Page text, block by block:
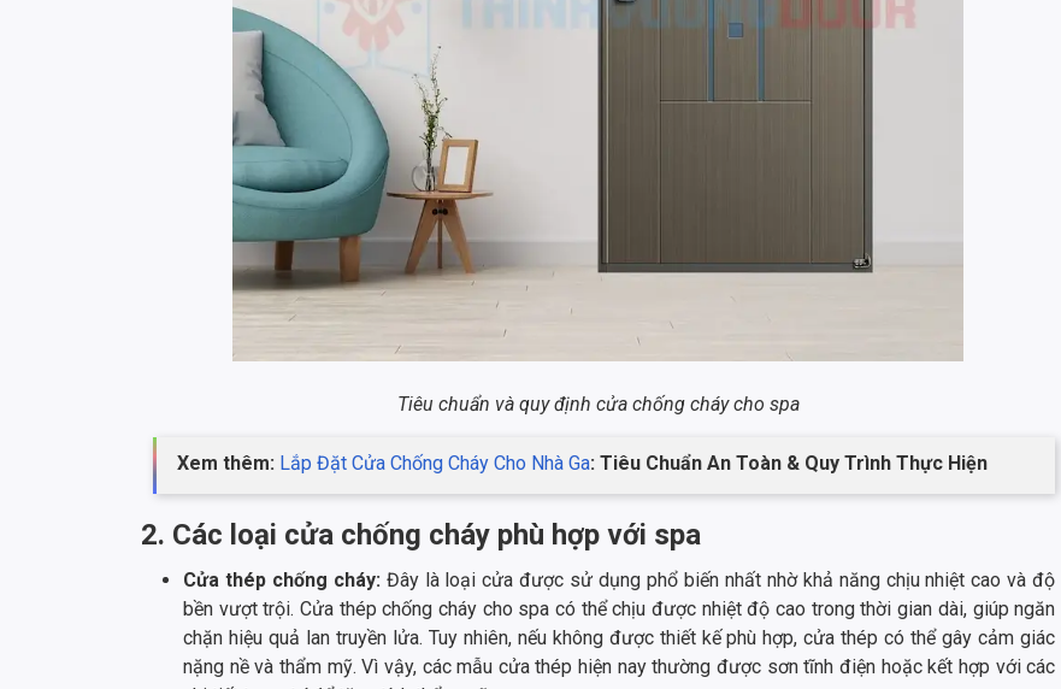
Tiêu chuẩn và quy định cửa chống cháy cho spa
Xem thêm: Lắp Đặt Cửa Chống Cháy Cho Nhà Ga: Tiêu Chuẩn An Toàn & Quy Trình Thực Hiện
2. Các loại cửa chống cháy phù hợp với spa
Cửa thép chống cháy: Đây là loại cửa được sử dụng phổ biến nhất nhờ khả năng chịu nhiệt cao và độ
bền vượt trội. Cửa thép chống cháy cho spa có thể chịu được nhiệt độ cao trong thời gian dài, giúp ngăn
chặn hiệu quả lan truyền lửa. Tuy nhiên, nếu không được thiết kế phù hợp, cửa thép có thể gây cảm giác
nặng nề và thẩm mỹ. Vì vậy, các mẫu cửa thép hiện nay thường được sơn tĩnh điện hoặc kết hợp với các